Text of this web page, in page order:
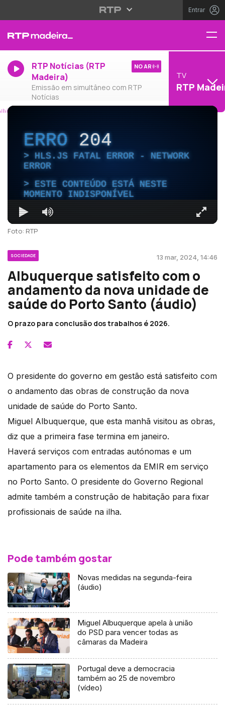
Entrar
RTP Notícias (RTP
Madeira)
Emissão em simultâneo com RTP
Notícias
NO AR
TV
RTP
ERRO204
HLS.JS FATAL ERROR - NETWORK
ERROR
ESTE CONTEÚDO ESTÁ NESTE
MOMENTO INDISPONÍVEL
Foto: RTP
SOCIEDADE 13 mar, 2024, 14:46
Albuquerque satisfeito com o
andamento da nova unidade de
saúde do Porto Santo (áudio)
O prazo para conclusão dos trabalhos é 2026.
O presidente do governo em gestão está satisfeito com
o andamento das obras de construção da nova
unidade de saúde do Porto Santo.
Miguel Albuquerque, que esta manhã visitou as obras,
diz que a primeira fase termina em janeiro.
Haverá serviços com entradas autónomas e um
apartamento para os elementos da EMIR em serviço
no Porto Santo. O presidente do Governo Regional
admite também a construção de habitação para fixar
profissionais de saúde na ilha.
Pode também gostar
Novas medidas na segunda-feira
(áudio)
Miguel Albuquerque apela à união
do PSD para vencer todas as
câmaras da Madeira
Portugal deve a democracia
também ao 25 de novembro
(vídeo)